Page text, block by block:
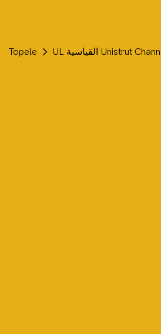
Topele